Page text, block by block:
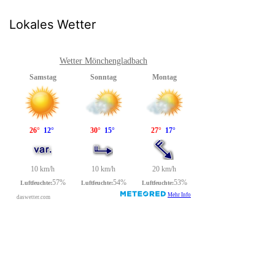
Lokales Wetter
Wetter Mönchengladbach